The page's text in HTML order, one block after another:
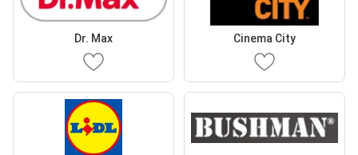
Dr. Max Cinema City